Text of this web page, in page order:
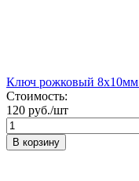
Ключ рожковый
Стоимость:
120 руб./шт
В корзину